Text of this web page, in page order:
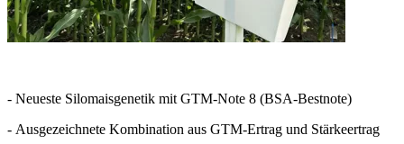
- Neueste Silomaisgenetik mit GTM-Note 8 (BSA-Bestnote)
- Ausgezeichnete Kombination aus GTM-Ertrag und Stärkeertrag